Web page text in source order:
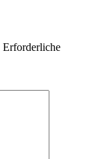
Erforderliche